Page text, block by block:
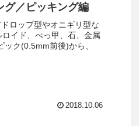
グ／ピッキング編
ロップ型やオニギリ型な
イド、べっ甲、石、金属
ク(0.5mm前後)から、
2018.10.06